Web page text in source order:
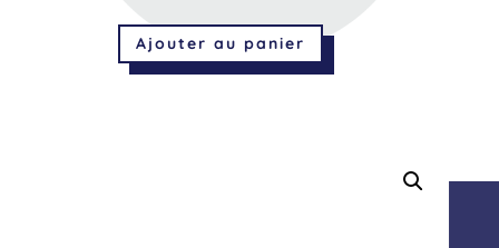
Ajouter au panier